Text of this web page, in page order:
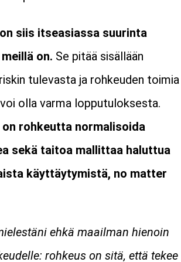
siis itseasiassa suurinta
on. Se pitää sisällään
tulevasta ja rohkeuden toimia
olla varma lopputuloksesta.
rohkeutta normalisoida
sekä taitoa mallittaa haluttua
käyttäytymistä, no matter
ehkä maailman hienoin
rohkeus on sitä, että tekee